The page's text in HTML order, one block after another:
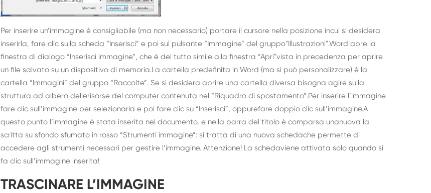
Per inserire un’immagine è consigliabile (ma non necessario) portare il cursore nella posizione incui si desidera
inserirla, fare clic sulla scheda “Inserisci” e poi sul pulsante “Immagine” del gruppo"Illustrazioni".Word apre la
finestra di dialogo “Inserisci immagine”, che è del tutto simile alla finestra “Apri"vista in precedenza per aprire
un file salvato su un dispositivo di memoria.La cartella predefinita in Word (ma si può personalizzare) è la
cartella “Immagini” del gruppo “Raccolte”. Se si desidera aprire una cartella diversa bisogna agire sulla
struttura ad albero dellerisorse del computer contenuta nel “Riquadro di spostamento”.Per inserire l’immagine
fare clic sull’immagine per selezionarla e poi fare clic su “Inserisci”, oppurefare doppio clic sull’immagine.A
questo punto l’immagine è stata inserita nel documento, e nella barra del titolo è comparsa unanuova la
scritta su sfondo sfumato in rosso “Strumenti immagine”: si tratta di una nuova schedache permette di
accedere agli strumenti necessari per gestire l’immagine. Attenzione! La schedaviene attivata solo quando si
fa clic sull’immagine inserita!
TRASCINARE L’IMMAGINE